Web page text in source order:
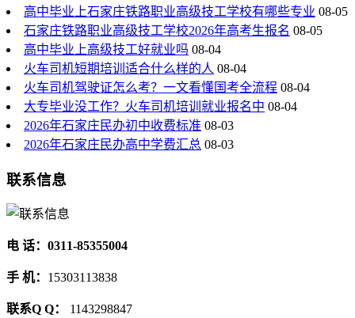
高中毕业上石家庄铁路职业高级技工学校有哪些专业 08-05
石家庄铁路职业高级技工学校2026年高考生报名 08-05
高中毕业上高级技工好就业吗 08-04
火车司机短期培训适合什么样的人 08-04
火车司机驾驶证怎么考？一文看懂国考全流程 08-04
大专毕业没工作？火车司机培训就业报名中 08-04
2026年石家庄民办初中收费标准 08-03
2026年石家庄民办高中学费汇总 08-03
联系信息
电 话：0311-85355004
手 机： 15303113838
联系Q Q： 1143298847